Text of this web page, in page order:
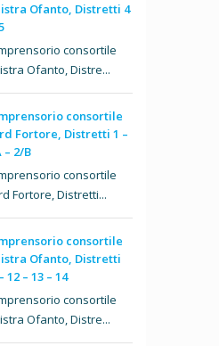
Ofanto, Distretti 4
consortile
Ofanto, Distre...
consortile
Fortore, Distretti 1 –
– 2/B
consortile
Fortore, Distretti...
consortile
Ofanto, Distretti
12 – 13 – 14
consortile
Ofanto, Distre...